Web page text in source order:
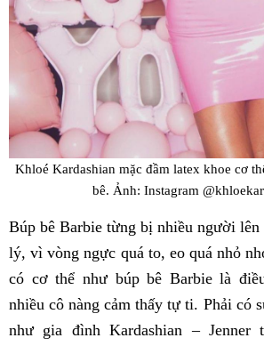
Khloé Kardashian mặc đầm latex khoe cơ
bê. Ảnh: Instagram
Búp bê Barbie từng bị nhiều người lên
lý, vì vòng ngực quá to, eo quá nhỏ
có cơ thể như búp bê Barbie là
nhiều cô nàng cảm thấy tự ti. Phải có
như gia đình Kardashian –